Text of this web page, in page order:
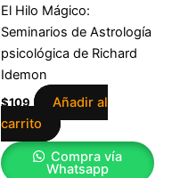
El Hilo Mágico:
Seminarios de Astrología
psicológica de Richard
Idemon
$109
Añadir al
carrito
Compra vía
Whatsapp